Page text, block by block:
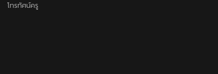
โทรทัศน์ครู